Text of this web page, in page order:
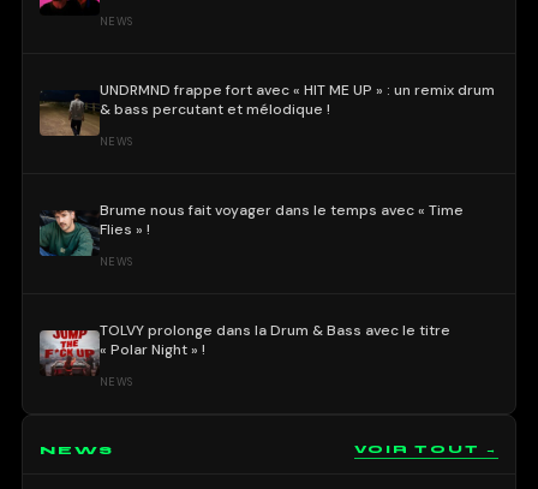
NEWS
UNDRMND frappe fort avec « HIT ME UP » : un remix drum
& bass percutant et mélodique !
NEWS
Brume nous fait voyager dans le temps avec « Time
Flies » !
NEWS
TOLVY prolonge dans la Drum & Bass avec le titre
« Polar Night » !
NEWS
NEWS VOIR TOUT →